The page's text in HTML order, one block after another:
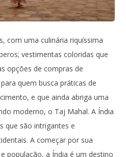
com uma culinária riquíssima
vestimentas coloridas que
opções de compras de
quem busca práticas de
e que ainda abriga uma
moderno, o Taj Mahal. A Índia
que são intrigantes e
A começar por sua
população, a Índia é um destino